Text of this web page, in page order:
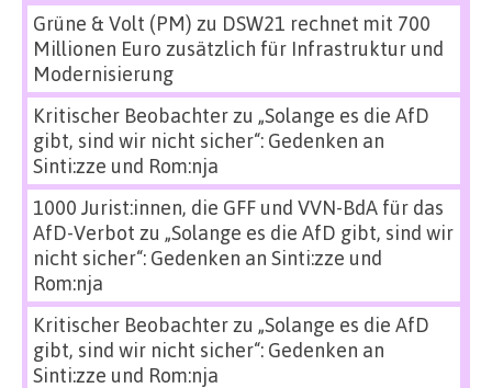
Grüne & Volt (PM) zu DSW21 rechnet mit 700
Millionen Euro zusätzlich für Infrastruktur und
Modernisierung
Kritischer Beobachterzu „Solange es die AfD
gibt, sind wir nicht sicher“: Gedenken an
Sinti:zze und Rom:nja
1000 Jurist:innen, die GFF und VVN-BdA für das
AfD-Verbot zu „Solange es die AfD gibt, sind wir
nicht sicher“: Gedenken an Sinti:zze und
Rom:nja
Kritischer Beobachterzu „Solange es die AfD
gibt, sind wir nicht sicher“: Gedenken an
Sinti:zze und Rom:nja